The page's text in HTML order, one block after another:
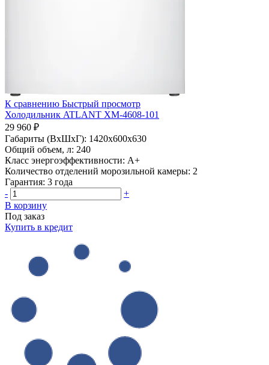
К сравнению Быстрый просмотр
Холодильник ATLANT ХМ-4608-101
29 960 ₽
Габариты (ВхШхГ): 1420x600x630
Общий объем, л: 240
Класс энергоэффективности: A+
Количество отделений морозильной камеры: 2
Гарантия: 3 года
-
+
В корзину
Под заказ
Купить в кредит